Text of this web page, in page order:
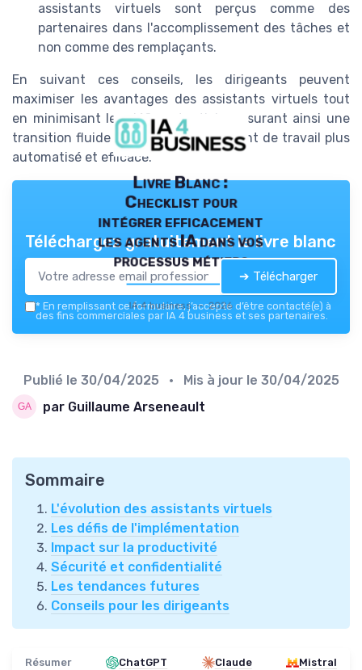
assistants virtuels sont perçus comme des
partenaires dans l'accomplissement des tâches et
non comme des remplaçants.
En suivant ces conseils, les dirigeants peuvent
maximiser les avantages des assistants virtuels tout
en minimisant les défis potentiels, assurant ainsi une
transition fluide vers un environnement de travail plus
automatisé et efficace.
Livre Blanc :
Checklist pour
intégrer efficacement
les agents IA dans vos
processus métiers
IA 4 business — 2026
Téléchargez gratuitement le livre blanc
➔ Télécharger
* En remplissant ce formulaire, j’accepte d’être contacté(e) à
des fins commerciales par IA 4 business et ses partenaires.
Publié le 30/04/2025 • Mis à jour le 30/04/2025
par Guillaume Arseneault
Sommaire
L'évolution des assistants virtuels
Les défis de l'implémentation
Impact sur la productivité
Sécurité et confidentialité
Les tendances futures
Conseils pour les dirigeants
Résumer ChatGPT Claude Mistral